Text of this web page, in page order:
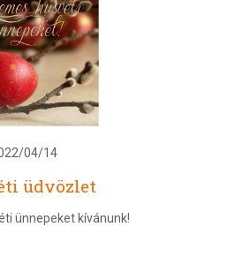
04/14
üdvözlet
ünnepeket kívánunk!